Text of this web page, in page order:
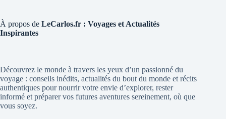
À propos de LeCarlos.fr : Voyages et Actualités
Inspirantes
Découvrez le monde à travers les yeux d’un passionné du
voyage : conseils inédits, actualités du bout du monde et récits
authentiques pour nourrir votre envie d’explorer, rester
informé et préparer vos futures aventures sereinement, où que
vous soyez.